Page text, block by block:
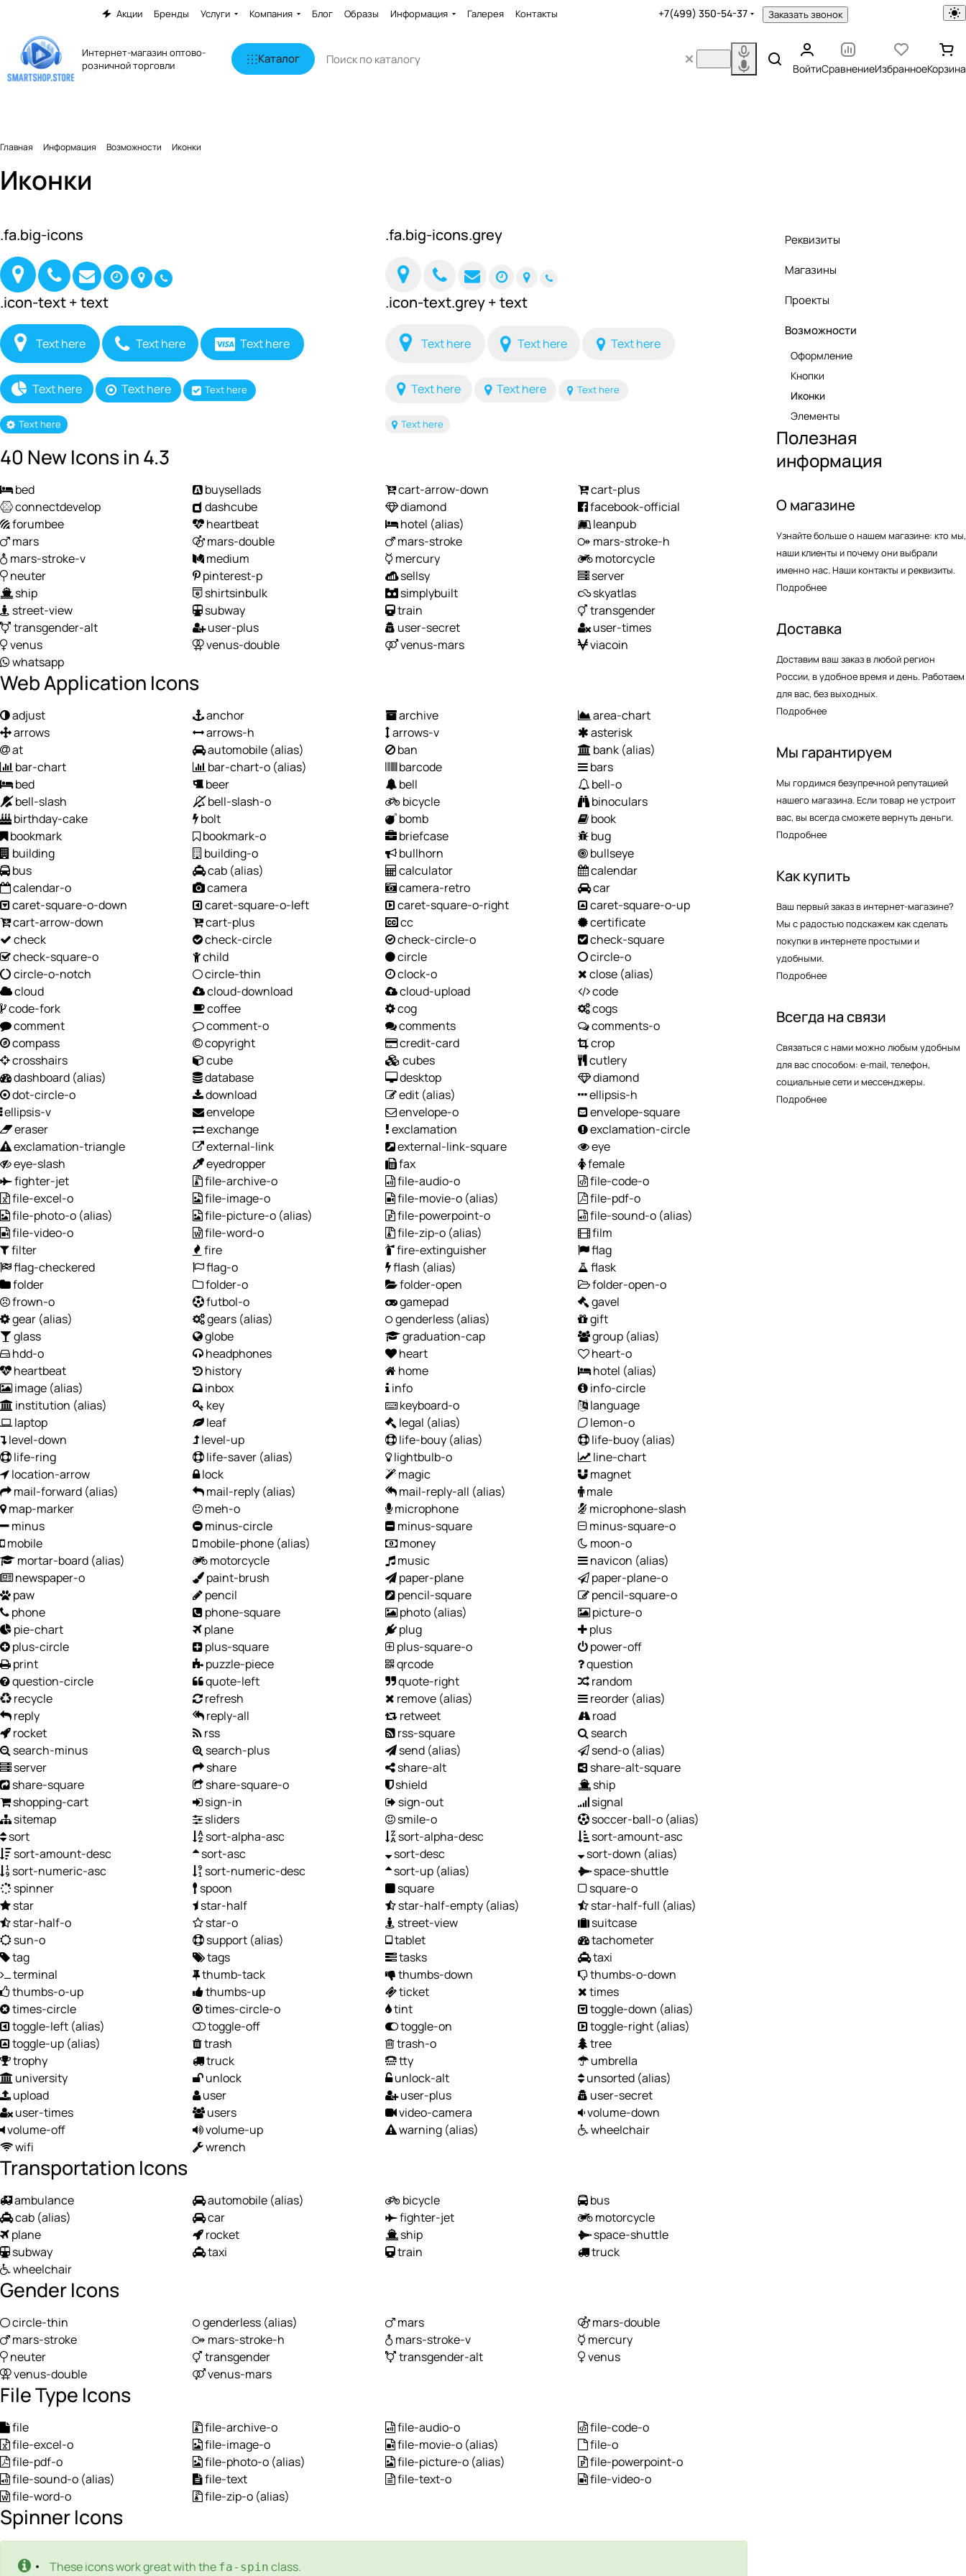
Акции Бренды Услуги Компания Блог Образы Информация Галерея Контакты +7(499) 350-54-37 Заказать звонок
Интернет-магазин оптово-
розничной торговли
Каталог
ВойтиСравнениеИзбранноеКорзина
Главная Информация Возможности Иконки
Иконки
.fa.big-icons .fa.big-icons.grey
.icon-text + text
Text here Text here Text here
Text here Text here Text here
Text here
.icon-text.grey + text
Text here Text here Text here
Text here Text here Text here
Text here
40 New Icons in 4.3
bed buysellads cart-arrow-down
cart-plus
connectdevelop
dashcube diamond
facebook-official
forumbee
heartbeat hotel (alias)
leanpub
mars
mars-double mars-stroke
mars-stroke-h
mars-stroke-v
medium mercury
motorcycle
neuter
pinterest-p sellsy
server
ship
shirtsinbulk simplybuilt
skyatlas
street-view
subway train
transgender
transgender-alt
user-plus user-secret
user-times
venus
venus-double venus-mars
viacoin
whatsapp
Web Application Icons
adjust anchor archive
area-chart
arrows
arrows-h arrows-v
asterisk
at
automobile (alias) ban bank (alias)
bar-chart
bar-chart-o (alias) barcode
bars
bed
beer bell
bell-o
bell-slash
bell-slash-o bicycle
binoculars
birthday-cake
bolt bomb
book
bookmark
bookmark-o briefcase
bug
building
building-o bullhorn
bullseye
bus
cab (alias) calculator
calendar
calendar-o
camera camera-retro
car
caret-square-o-down
caret-square-o-left caret-square-o-right
caret-square-o-up
cart-arrow-down
cart-plus cc
certificate
check
check-circle check-circle-o
check-square
check-square-o
child circle
circle-o
circle-o-notch
circle-thin clock-o close (alias)
cloud
cloud-download cloud-upload
code
code-fork
coffee cog
cogs
comment
comment-o comments
comments-o
compass
copyright credit-card
crop
crosshairs
cube cubes
cutlery
dashboard (alias) database desktop
diamond
dot-circle-o
download edit (alias)
ellipsis-h
ellipsis-v
envelope envelope-o
envelope-square
eraser
exchange exclamation
exclamation-circle
exclamation-triangle
external-link external-link-square
eye
eye-slash
eyedropper fax
female
fighter-jet
file-archive-o file-audio-o
file-code-o
file-excel-o
file-image-o file-movie-o (alias)
file-pdf-o
file-photo-o (alias) file-picture-o (alias) file-powerpoint-o file-sound-o (alias)
file-video-o
file-word-o file-zip-o (alias)
film
filter
fire fire-extinguisher
flag
flag-checkered
flag-o flash (alias)
flask
folder
folder-o folder-open
folder-open-o
frown-o
futbol-o gamepad
gavel
gear (alias) gears (alias) genderless (alias)
gift
glass
globe graduation-cap group (alias)
hdd-o
headphones heart
heart-o
heartbeat
history home hotel (alias)
image (alias) inbox info
info-circle
institution (alias) key keyboard-o
language
laptop
leaf legal (alias)
lemon-o
level-down
level-up life-bouy (alias) life-buoy (alias)
life-ring
life-saver (alias) lightbulb-o
line-chart
location-arrow
lock magic
magnet
mail-forward (alias) mail-reply (alias) mail-reply-all (alias)
male
map-marker
meh-o microphone
microphone-slash
minus
minus-circle minus-square
minus-square-o
mobile
mobile-phone (alias) money
moon-o
mortar-board (alias) motorcycle music navicon (alias)
newspaper-o
paint-brush paper-plane
paper-plane-o
paw
pencil pencil-square
pencil-square-o
phone
phone-square photo (alias)
picture-o
pie-chart
plane plug
plus
plus-circle
plus-square plus-square-o
power-off
print
puzzle-piece qrcode
question
question-circle
quote-left quote-right
random
recycle
refresh remove (alias) reorder (alias)
reply
reply-all retweet
road
rocket
rss rss-square
search
search-minus
search-plus send (alias) send-o (alias)
server
share share-alt
share-alt-square
share-square
share-square-o shield
ship
shopping-cart
sign-in sign-out
signal
sitemap
sliders smile-o soccer-ball-o (alias)
sort
sort-alpha-asc sort-alpha-desc
sort-amount-asc
sort-amount-desc
sort-asc sort-desc sort-down (alias)
sort-numeric-asc
sort-numeric-desc sort-up (alias)
space-shuttle
spinner
spoon square
square-o
star
star-half star-half-empty (alias) star-half-full (alias)
star-half-o
star-o street-view
suitcase
sun-o
support (alias) tablet
tachometer
tag
tags tasks
taxi
terminal
thumb-tack thumbs-down
thumbs-o-down
thumbs-o-up
thumbs-up ticket
times
times-circle
times-circle-o tint toggle-down (alias)
toggle-left (alias) toggle-off toggle-on toggle-right (alias)
toggle-up (alias) trash trash-o
tree
trophy
truck tty
umbrella
university
unlock unlock-alt unsorted (alias)
upload
user user-plus
user-secret
user-times
users video-camera
volume-down
volume-off
volume-up warning (alias)
wheelchair
wifi
wrench
Transportation Icons
ambulance automobile (alias) bicycle
bus
cab (alias) car fighter-jet
motorcycle
plane
rocket ship
space-shuttle
subway
taxi train
truck
wheelchair
Gender Icons
circle-thin genderless (alias) mars
mars-double
mars-stroke
mars-stroke-h mars-stroke-v
mercury
neuter
transgender transgender-alt
venus
venus-double
venus-mars
File Type Icons
file file-archive-o file-audio-o
file-code-o
file-excel-o
file-image-o file-movie-o (alias)
file-o
file-pdf-o
file-photo-o (alias) file-picture-o (alias)
file-powerpoint-o
file-sound-o (alias) file-text file-text-o
file-video-o
file-word-o
file-zip-o (alias)
Spinner Icons
These icons work great with the fa-spin class.
Реквизиты
Магазины
Проекты
Возможности
Оформление
Кнопки
Иконки
Элементы
Полезная
информация
О магазине
Узнайте больше о нашем магазине: кто мы,
наши клиенты и почему они выбрали
именно нас. Наши контакты и реквизиты.
Подробнее
Доставка
Доставим ваш заказ в любой регион
России, в удобное время и день. Работаем
для вас, без выходных.
Подробнее
Мы гарантируем
Мы гордимся безупречной репутацией
нашего магазина. Если товар не устроит
вас, вы всегда сможете вернуть деньги.
Подробнее
Как купить
Ваш первый заказ в интернет-магазине?
Мы с радостью подскажем как сделать
покупки в интернете простыми и
удобными.
Подробнее
Всегда на связи
Связаться с нами можно любым удобным
для вас способом: e-mail, телефон,
социальные сети и мессенджеры.
Подробнее